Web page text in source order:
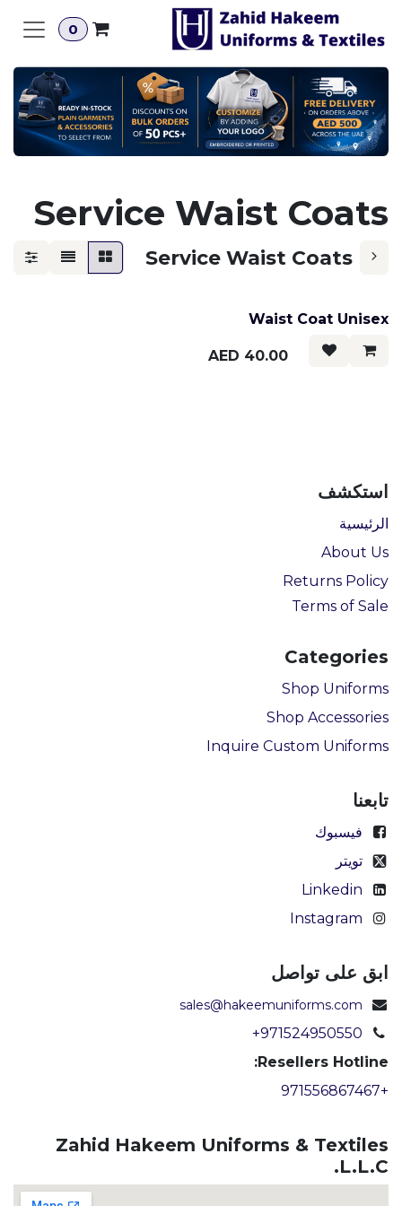
تخطي للذهاب إلى المحتوى
0
Service Waist Coats
Service Waist Coats
Waist Coat Unisex
40.00
استكشف
الرئيسية
About Us
Returns Policy
Terms of Sale
Categories
Shop Uniforms
Shop Accessories
Inquire Custom Uniforms
تابعنا
فيسبوك
تويتر
Linkedin
Instagram
ابق على تواصل
sales@hakeemuniforms.com
+971524950550
Resellers Hotline:
+971556867467
Zahid Hakeem Uniforms & Textiles
L.L.C.